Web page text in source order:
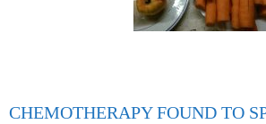
CHEMOTHERAPY FOUND TO